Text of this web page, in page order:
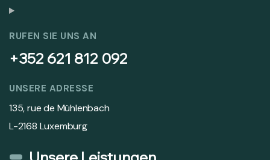
RUFEN SIE UNS AN
+352 621 812 092
UNSERE ADRESSE
135, rue de Mühlenbach
L-2168 Luxemburg